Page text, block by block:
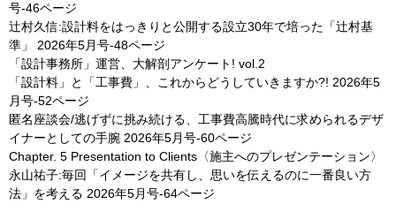
号-46ページ
辻村久信:設計料をはっきりと公開する設立30年で培った「辻村基
準」
2026年5月号-48ページ
「設計事務所」運営、大解剖アンケート! vol.2
「設計料」と「工事費」、これからどうしていきますか?! 2026年5
月号-52ページ
匿名座談会/逃げずに挑み続ける、工事費高騰時代に求められるデザ
イナーとしての手腕 2026年5月号-60ページ
Chapter. 5 Presentation to Clients〈施主へのプレゼンテーション〉
永山祐子:毎回「イメージを共有し、思いを伝えるのに一番良い方
法」を考える 2026年5月号-64ページ